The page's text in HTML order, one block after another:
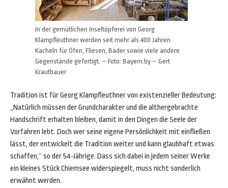
In der gemütlichen Inseltöpferei von Georg
Klampfleuthner werden seit mehr als 400 Jahren
Kacheln für Öfen, Fliesen, Bäder sowie viele andere
Gegenstände gefertigt. – Foto: Bayern.by – Gert
Krautbauer
Tradition ist für Georg Klampfleuthner von existenzieller Bedeutung:
„Natürlich müssen der Grundcharakter und die althergebrachte
Handschrift erhalten bleiben, damit in den Dingen die Seele der
Vorfahren lebt. Doch wer seine eigene Persönlichkeit mit einfließen
lässt, der entwickelt die Tradition weiter und kann glaubhaft etwas
schaffen,“ so der 54-Jährige. Dass sich dabei in jedem seiner Werke
ein kleines Stück Chiemsee widerspiegelt, muss nicht sonderlich
erwähnt werden.